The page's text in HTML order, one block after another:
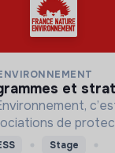
et
de
qui agit pour
Stage